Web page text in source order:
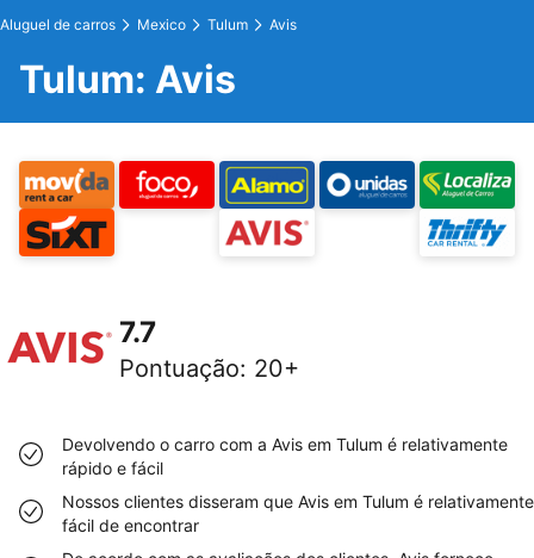
Aluguel de carros Mexico Tulum Avis
Tulum: Avis
7.7
Pontuação: 20+
Devolvendo o carro com a Avis em Tulum é relativamente
rápido e fácil
Nossos clientes disseram que Avis em Tulum é relativamente
fácil de encontrar